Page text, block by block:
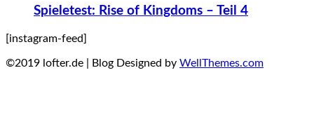
Spieletest: Rise of Kingdoms – Teil 4
[instagram-feed]
©2019 lofter.de | Blog Designed by WellThemes.com